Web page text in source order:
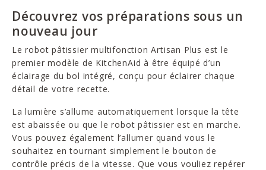
Découvrez vos préparations sous un
nouveau jour
Le robot pâtissier multifonction Artisan Plus est le
premier modèle de KitchenAid à être équipé d’un
éclairage du bol intégré, conçu pour éclairer chaque
détail de votre recette.
La lumière s’allume automatiquement lorsque la tête
est abaissée ou que le robot pâtissier est en marche.
Vous pouvez également l’allumer quand vous le
souhaitez en tournant simplement le bouton de
contrôle précis de la vitesse. Que vous vouliez repérer